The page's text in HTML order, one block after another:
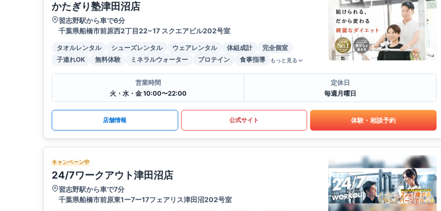
かたぎり塾津田沼店
習志野駅から車で6分
千葉県船橋市前原西2丁目22−17 スクエアビル202号室
タオルレンタル シューズレンタル ウェアレンタル 体組成計
完全個室
子連れOK
無料体験 ミネラルウォーター プロテイン 食事指導 もっと見る
営業時間
火・水・金 10:00〜22:00
定休日
毎週月曜日
店舗情報 公式サイト 体験・相談予約
キャンペーン中
24/7ワークアウト津田沼店
習志野駅から車で7分
千葉県船橋市前原東1ー7ー17フェアリス津田沼202号室